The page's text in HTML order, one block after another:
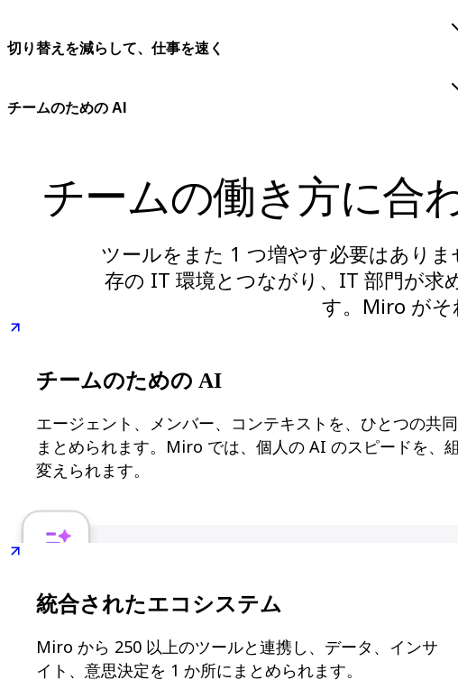
ワークショップ
ブレインストーミング
コンセプトマップ
フローチャート
プロセスマップ作成
技術設計・ドキュメント
プロトタイプとワイヤーフレーム
リサーチ統合
Design Workshops
Planning & Delivery
エンタープライズ
中小企業
ベンチャー
業界別
デジタル
専門サービス
デザインと UX
製品部門の統括と運営
業務運営
マーケティング
切り替えを減らして、仕事を速く
チームのための AI
チームの働き方に合
ツールをまた 1 つ増やす必要はあり
存の IT 環境とつながり、IT 部門が求
す。Miro がそ
チームのための AI
エージェント、メンバー、コンテキストを、ひとつの共
まとめられます。Miro では、個人の AI のスピードを、
変えられます。
統合されたエコシステム
Miro から 250 以上のツールと連携し、データ、インサ
イト、意思決定を 1 か所にまとめられます。